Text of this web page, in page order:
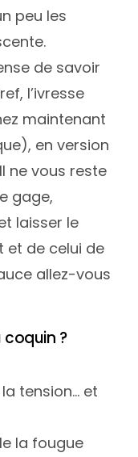
peu les
de savoir
l’ivresse
maintenant
en version
ne vous reste
gage,
laisser le
et de celui de
allez-vous
coquin ?
tension… et
la fougue